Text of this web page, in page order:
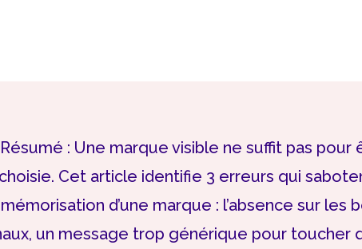
Résumé : Une marque visible ne suffit pas pour
choisie. Cet article identifie 3 erreurs qui
mémorisation d’une marque : l’absence sur les
un message trop générique pour toucher